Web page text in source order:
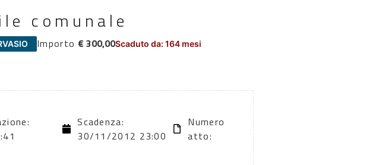
comunale
Importo € 300,00Scaduto da: 164 mesi
Scadenza:
30/11/2012 23:00
Numero
atto: